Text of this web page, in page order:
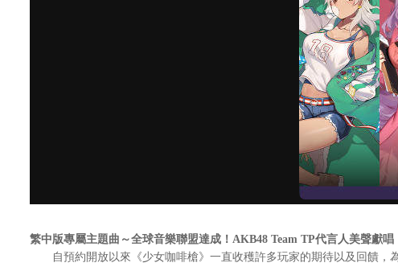
繁中版專屬主題曲～全球音樂聯盟達成！AKB48 Team TP代言人美聲獻唱
自預約開放以來《少女咖啡槍》一直收穫許多玩家的期待以及回饋，